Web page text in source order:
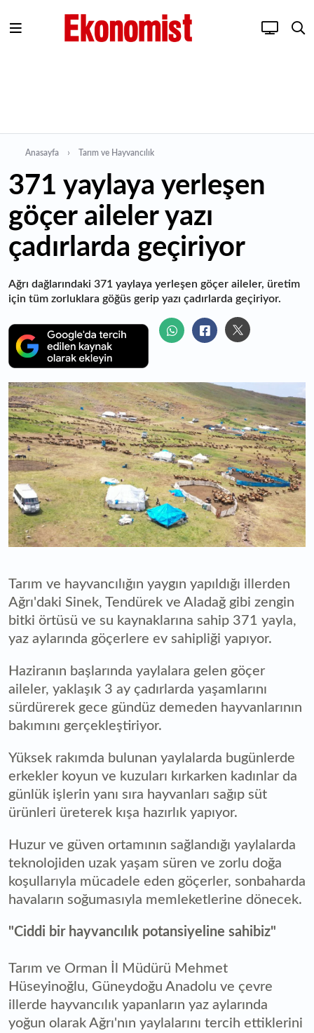
Anasayfa Tarım ve Hayvancılık
371 yaylaya yerleşen
göçer aileler yazı
çadırlarda geçiriyor
Ağrı dağlarındaki 371 yaylaya yerleşen göçer aileler, üretim
için tüm zorluklara göğüs gerip yazı çadırlarda geçiriyor.
Tarım ve hayvancılığın yaygın yapıldığı illerden
Ağrı'daki Sinek, Tendürek ve Aladağ gibi zengin
bitki örtüsü ve su kaynaklarına sahip 371 yayla,
yaz aylarında göçerlere ev sahipliği yapıyor.
Haziranın başlarında yaylalara gelen göçer
aileler, yaklaşık 3 ay çadırlarda yaşamlarını
sürdürerek gece gündüz demeden hayvanlarının
bakımını gerçekleştiriyor.
Yüksek rakımda bulunan yaylalarda bugünlerde
erkekler koyun ve kuzuları kırkarken kadınlar da
günlük işlerin yanı sıra hayvanları sağıp süt
ürünleri üreterek kışa hazırlık yapıyor.
Huzur ve güven ortamının sağlandığı yaylalarda
teknolojiden uzak yaşam süren ve zorlu doğa
koşullarıyla mücadele eden göçerler, sonbaharda
havaların soğumasıyla memleketlerine dönecek.
"Ciddi bir hayvancılık potansiyeline sahibiz"
Tarım ve Orman İl Müdürü Mehmet
Hüseyinoğlu, Güneydoğu Anadolu ve çevre
illerde hayvancılık yapanların yaz aylarında
yoğun olarak Ağrı'nın yaylalarını tercih ettiklerini